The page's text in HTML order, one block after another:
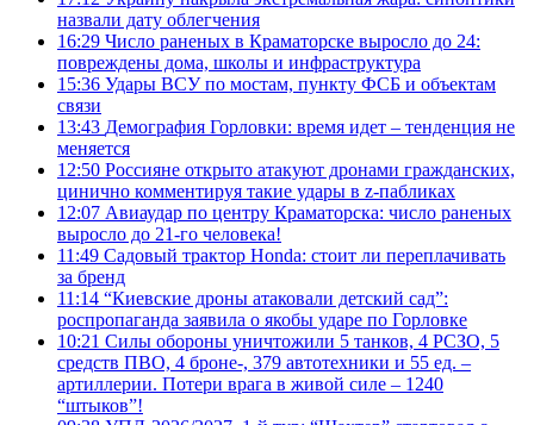
назвали дату облегчения
16:29 Число раненых в Краматорске выросло до 24:
повреждены дома, школы и инфраструктура
15:36 Удары ВСУ по мостам, пункту ФСБ и объектам
связи
13:43 Демография Горловки: время идет – тенденция не
меняется
12:50 Россияне открыто атакуют дронами гражданских,
цинично комментируя такие удары в z-пабликах
12:07 Авиаудар по центру Краматорска: число раненых
выросло до 21-го человека!
11:49 Садовый трактор Honda: стоит ли переплачивать
за бренд
11:14 “Киевские дроны атаковали детский сад”:
роспропаганда заявила о якобы ударе по Горловке
10:21 Силы обороны уничтожили 5 танков, 4 РСЗО, 5
средств ПВО, 4 броне-, 379 автотехники и 55 ед. –
артиллерии. Потери врага в живой силе – 1240
“штыков”!